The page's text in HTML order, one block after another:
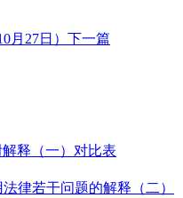
月27日） 下一篇
释（一）对比表
律若干问题的解释（二）